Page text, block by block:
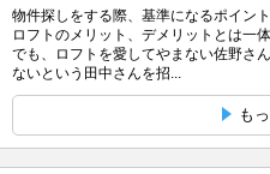
物件探しをする際、基準になるポイン
ロフトのメリット、デメリットとは一
でも、ロフトを愛してやまない佐野さ
ないという田中さんを招...
も